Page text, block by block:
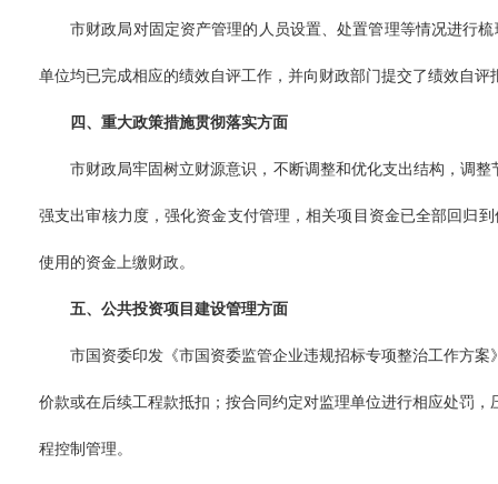
市财政局对固定资产管理的人员设置、处置管理等情况进行
单位均已完成相应的绩效自评工作，并向财政部门提交了绩效自评
四、重大政策措施贯彻落实方面
市财政局牢固树立财源意识，不断调整和优化支出结构，调
强支出审核力度，强化资金支付管理，相关项目资金已全部回归
使用的资金上缴财政。
五、 公共投资项目建设管理方面
市国资委印发《市国资委监管企业违规招标专项整治工作方
价款或在后续工程款抵扣；按合同约定对监理单位进行相应处罚
程控制管理。